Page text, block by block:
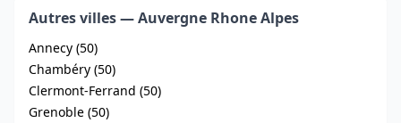
Autres villes — Auvergne Rhone Alpes
Annecy (50)
Chambéry (50)
Clermont-Ferrand (50)
Grenoble (50)